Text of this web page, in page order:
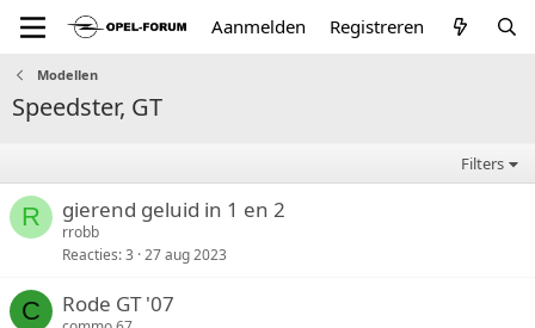
Aanmelden Registreren
Modellen
Speedster, GT
Filters
R gierend geluid in 1 en 2
rrobb
Reacties 3 27 aug 2023
C Rode GT '07